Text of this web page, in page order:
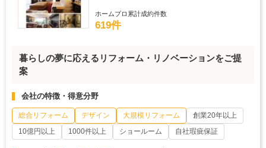
ホームプロ累計成約件数
619件
暮らしの夢に応えるリフォーム・リノベーションをご提
案
会社の特徴・得意分野
総合リフォーム デザイン 大規模リフォーム
創業20年以上
10億円以上
1000件以上 ショールーム 自社瑕疵保証